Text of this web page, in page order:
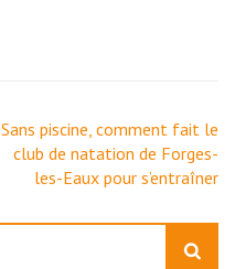
Sans piscine, comment fait le
club de natation de Forges-
les-Eaux pour s’entraîner